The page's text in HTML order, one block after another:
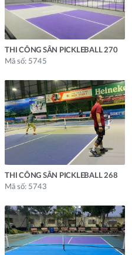
THI CÔNG SÂN PICKLEBALL 270
Mã số: 5745
THI CÔNG SÂN PICKLEBALL 268
Mã số: 5743